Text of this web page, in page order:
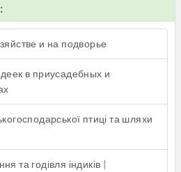
и на подворье
в приусадебных и
птиці та шляхи
та годівля індиків |